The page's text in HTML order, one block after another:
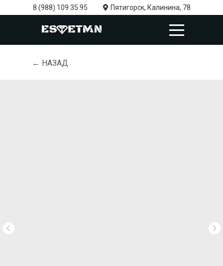
8 (988) 109 35 95 Пятигорск, Калинина, 78
← НАЗАД